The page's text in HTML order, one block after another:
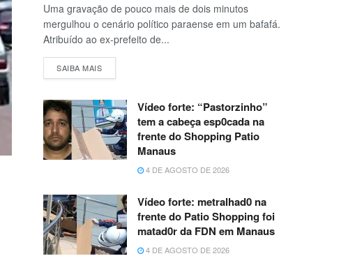
Uma gravação de pouco mais de dois minutos
mergulhou o cenário político paraense em um bafafá.
Atribuído ao ex-prefeito de...
SAIBA MAIS
Vídeo forte: “Pastorzinho”
tem a cabeça esp0cada na
frente do Shopping Patio
Manaus
4 DE AGOSTO DE 2026
Vídeo forte: metralhad0 na
frente do Patio Shopping foi
matad0r da FDN em Manaus
4 DE AGOSTO DE 2026